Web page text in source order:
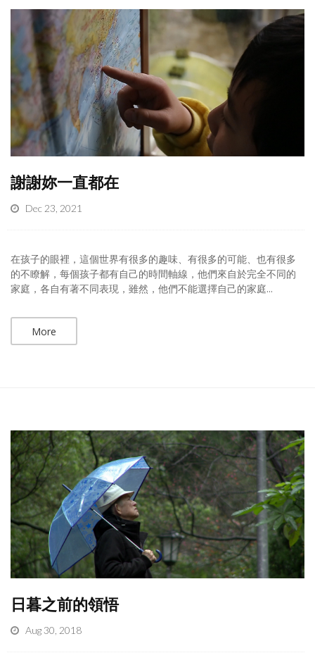
謝謝妳一直都在
Dec 23, 2021
在孩子的眼裡，這個世界有很多的趣味、有很多的可能、也有很多
的不瞭解，每個孩子都有自己的時間軸線，他們來自於完全不同的
家庭，各自有著不同表現，雖然，他們不能選擇自己的家庭...
More
日暮之前的領悟
Aug 30, 2018